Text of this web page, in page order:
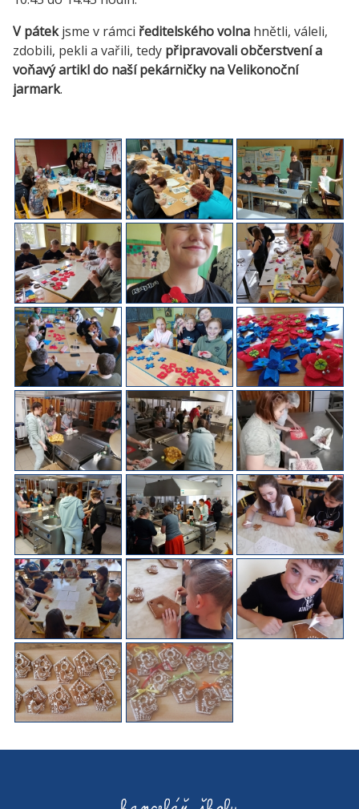
V pátek jsme v rámci ředitelského volna hnětli, váleli,
zdobili, pekli a vařili, tedy připravovali občerstvení a
voňavý artikl do naší pekárničky na Velikonoční
jarmark.